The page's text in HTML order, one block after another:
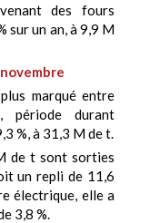
des fours
sur un an, à 9,9 M
marqué entre
période durant
%, à 31,3 M de t.
de t sont sorties
un repli de 11,6
électrique, elle a
3,8 %.